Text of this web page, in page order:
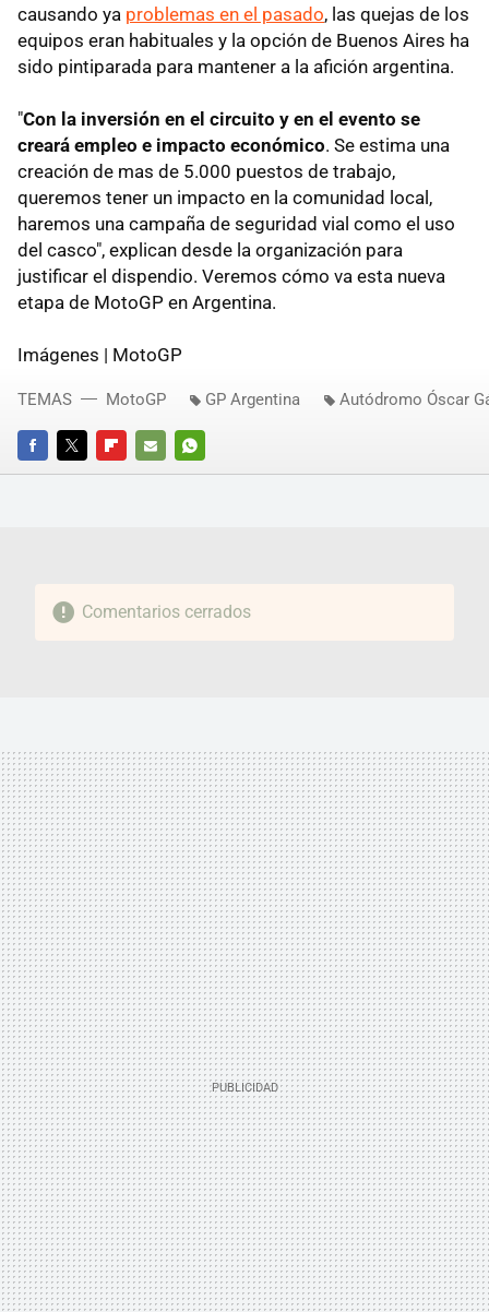
causando ya problemas en el pasado, las quejas de los
equipos eran habituales y la opción de Buenos Aires ha
sido pintiparada para mantener a la afición argentina.
"Con la inversión en el circuito y en el evento se
creará empleo e impacto económico. Se estima una
creación de mas de 5.000 puestos de trabajo,
queremos tener un impacto en la comunidad local,
haremos una campaña de seguridad vial como el uso
del casco", explican desde la organización para
justificar el dispendio. Veremos cómo va esta nueva
etapa de MotoGP en Argentina.
Imágenes | MotoGP
FACEBOOKTWITTERFLIPBOARD
E-
WHATSAPP
TEMAS MotoGP GP Argentina Autódromo Óscar
Comentarios cerrados